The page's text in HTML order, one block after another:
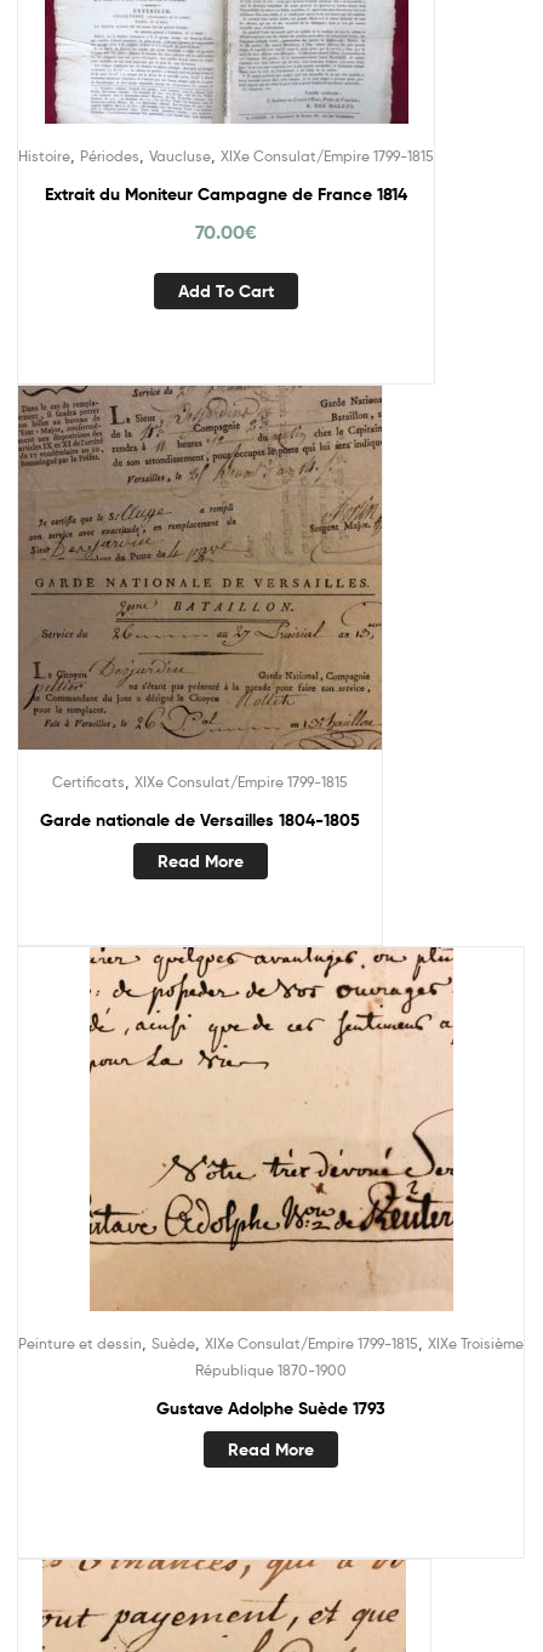
Histoire, Périodes, Vaucluse, XIXe Consulat/Empire 1799-1815
Extrait du Moniteur Campagne de France 1814
70.00€
Add To Cart
Certificats, XIXe Consulat/Empire 1799-1815
Garde nationale de Versailles 1804-1805
Read More
Peinture et dessin Suède XIXe Consulat/Empire 1799-1815 XIXe Troisième
République 1870-1900
Gustave Adolphe Suède 1793
Read More